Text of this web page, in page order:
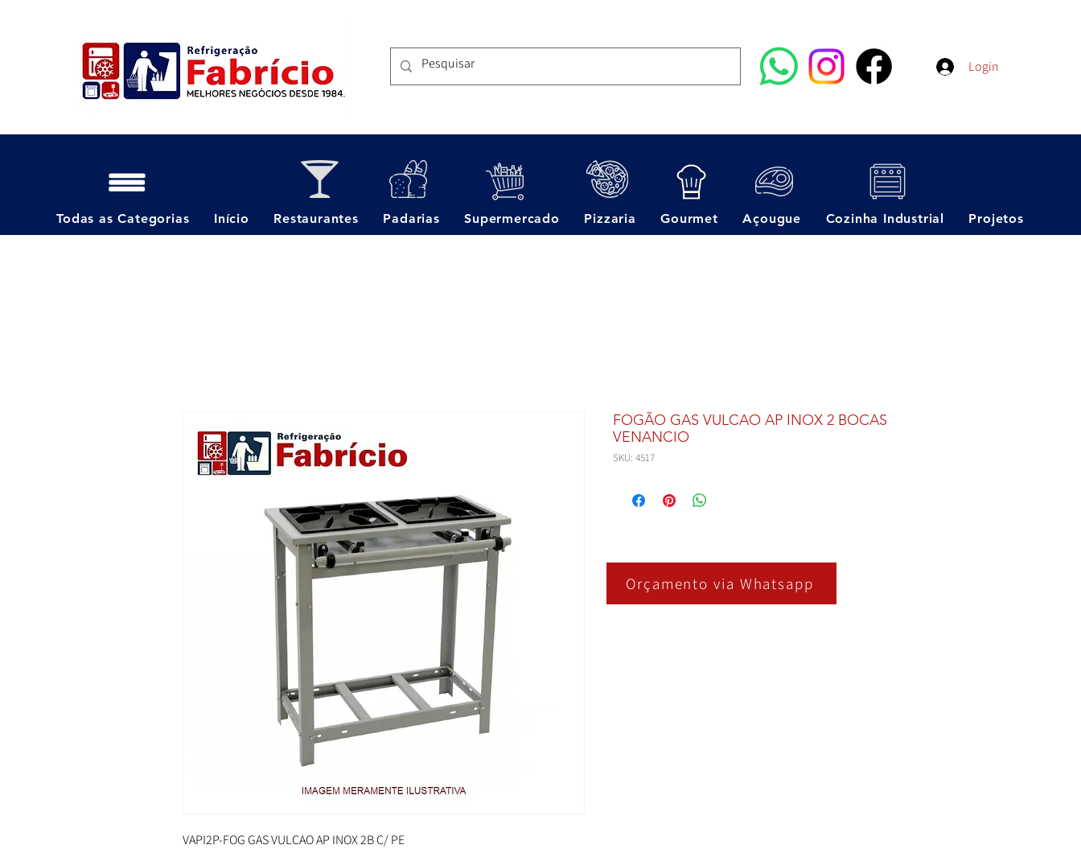
Login
VAPI2P-FOG GAS VULCAO AP INOX 2B C/ PE
FOGÃO GAS VULCAO AP INOX 2 BOCAS
VENANCIO
SKU: 4517
Orçamento via Whatsapp
Todas as Categorias Início Restaurantes Padarias Supermercado Pizzaria Gourmet Açougue Cozinha Industrial Projetos